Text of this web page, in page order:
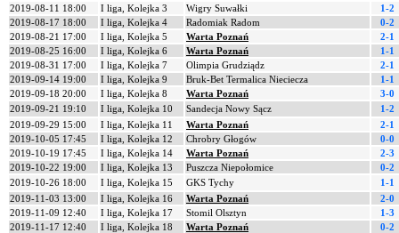
2019-08-11 18:00
I liga, Kolejka 3 Wigry Suwałki
1-2
2019-08-17 18:00
I liga, Kolejka 4 Radomiak Radom
0-2
2019-08-21 17:00
I liga, Kolejka 5 Warta Poznań
2-1
2019-08-25 16:00
I liga, Kolejka 6 Warta Poznań
1-1
2019-08-31 17:00
I liga, Kolejka 7 Olimpia Grudziądz
2-1
2019-09-14 19:00
I liga, Kolejka 9 Bruk-Bet Termalica Nieciecza
1-1
2019-09-18 20:00
I liga, Kolejka 8 Warta Poznań
3-0
2019-09-21 19:10
I liga, Kolejka 10 Sandecja Nowy Sącz
1-2
2019-09-29 15:00
I liga, Kolejka 11 Warta Poznań
2-1
2019-10-05 17:45
I liga, Kolejka 12 Chrobry Głogów
0-0
2019-10-19 17:45
I liga, Kolejka 14 Warta Poznań
2-3
2019-10-22 19:00
I liga, Kolejka 13 Puszcza Niepołomice
0-2
2019-10-26 18:00
I liga, Kolejka 15 GKS Tychy
1-1
2019-11-03 13:00
I liga, Kolejka 16 Warta Poznań
2-0
2019-11-09 12:40
I liga, Kolejka 17 Stomil Olsztyn
1-3
2019-11-17 12:40
I liga, Kolejka 18 Warta Poznań
0-2